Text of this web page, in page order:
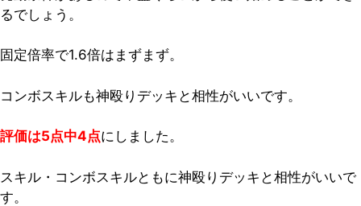
るでしょう。
固定倍率で1.6倍はまずまず。
コンボスキルも神殴りデッキと相性がいいです。
評価は5点中4点にしました。
スキル・コンボスキルともに神殴りデッキと相性がいいで
す。